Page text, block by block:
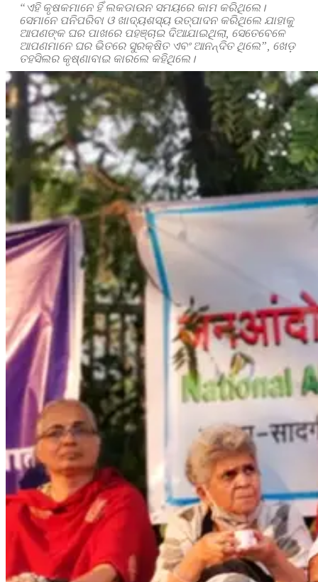
“ଏହି କୃଷକମାନେ ହିଁ ଲକଡାଉନ ସମୟରେ କାମ କରିଥିଲେ।
ସେମାନେ ପନିପରିବା ଓ ଖାଦ୍ୟଶସ୍ୟ ଉତ୍ପାଦନ କରିଥିଲେ ଯାହାକୁ
ଆପଣଙ୍କ ଘର ପାଖରେ ପହଞ୍ଚାଇ ଦିଆଯାଇଥିଲା, ସେତେବେଳେ
ଆପଣମାନେ ଘର ଭିତରେ ସୁରକ୍ଷିତ ଏବଂ ଆନନ୍ଦିତ ଥିଲେ”, ଖେଡ଼
ତହସିଲର କୃଷ୍ଣାବାଇ କାରଲେ କହିଥିଲେ।